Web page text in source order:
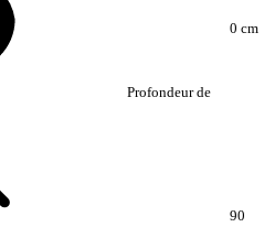
Profondeur de
0 cm
90